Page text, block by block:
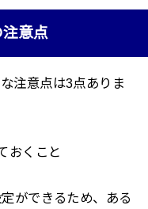
意点
注意点は3点ありま
おくこと
ができるため、ある